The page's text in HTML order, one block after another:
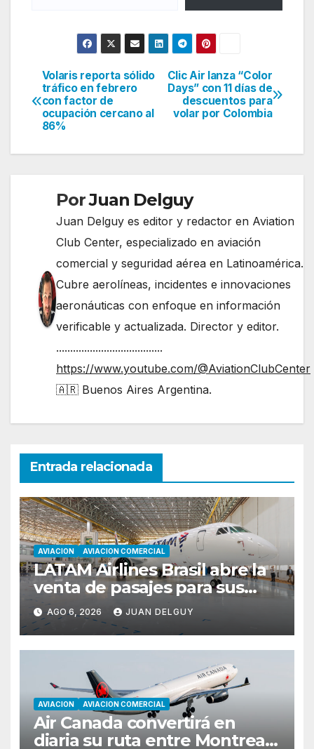
Navegación
de
Clic Air lanza “Color
Days” con 11 días de
descuentos para
volar por Colombia
Volaris reporta sólido
tráfico en febrero
con factor de
ocupación cercano al
86%
PorJuan Delguy
Juan Delguy es editor y redactor en Aviation
Club Center, especializado en aviación
comercial y seguridad aérea en Latinoamérica.
Cubre aerolíneas, incidentes e innovaciones
aeronáuticas con enfoque en información
verificable y actualizada. Director y editor.
......................................
https://www.youtube.com/@AviationClubCenter
🇦🇷 Buenos Aires Argentina.
Entrada relacionada
AVIACION AVIACION COMERCIAL
LATAM Airlines Brasil abre la
venta de pasajes para sus
nuevos Embraer E195-E2 y
anuncia la expansión de su
red
AGO 6, 2026 JUAN DELGUY
AVIACION AVIACION COMERCIAL
Air Canada convertirá en
diaria su ruta entre Montreal